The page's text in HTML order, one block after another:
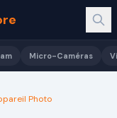
Micro-Caméras
Photo